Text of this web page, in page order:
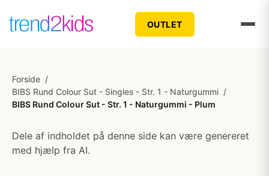
OUTLET
Forside /
BIBS Rund Colour Sut - Singles - Str. 1 - Naturgummi /
BIBS Rund Colour Sut - Str. 1 - Naturgummi - Plum
Dele af indholdet på denne side kan være genereret
med hjælp fra AI.